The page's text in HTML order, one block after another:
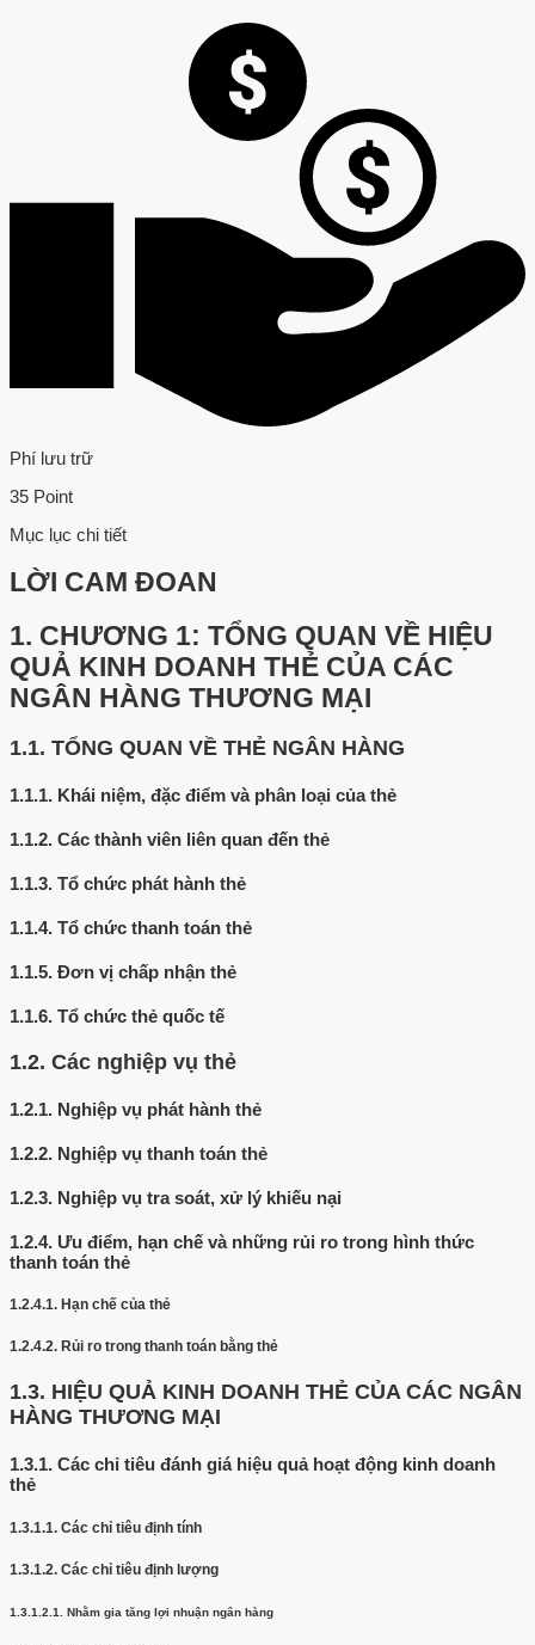
Phí lưu trữ
35 Point
Mục lục chi tiết
LỜI CAM ĐOAN
1. CHƯƠNG 1: TỔNG QUAN VỀ HIỆU
QUẢ KINH DOANH THẺ CỦA CÁC
NGÂN HÀNG THƯƠNG MẠI
1.1. TỔNG QUAN VỀ THẺ NGÂN HÀNG
1.1.1. Khái niệm, đặc điểm và phân loại của thẻ
1.1.2. Các thành viên liên quan đến thẻ
1.1.3. Tổ chức phát hành thẻ
1.1.4. Tổ chức thanh toán thẻ
1.1.5. Đơn vị chấp nhận thẻ
1.1.6. Tổ chức thẻ quốc tế
1.2. Các nghiệp vụ thẻ
1.2.1. Nghiệp vụ phát hành thẻ
1.2.2. Nghiệp vụ thanh toán thẻ
1.2.3. Nghiệp vụ tra soát, xử lý khiếu nại
1.2.4. Ưu điểm, hạn chế và những rủi ro trong hình thức
thanh toán thẻ
1.2.4.1. Hạn chế của thẻ
1.2.4.2. Rủi ro trong thanh toán bằng thẻ
1.3. HIỆU QUẢ KINH DOANH THẺ CỦA CÁC NGÂN
HÀNG THƯƠNG MẠI
1.3.1. Các chỉ tiêu đánh giá hiệu quả hoạt động kinh doanh
thẻ
1.3.1.1. Các chỉ tiêu định tính
1.3.1.2. Các chỉ tiêu định lượng
1.3.1.2.1. Nhằm gia tăng lợi nhuận ngân hàng